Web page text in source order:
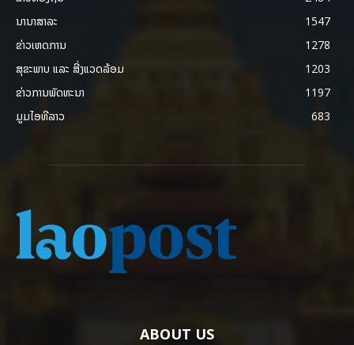
ນານາສາລະ
1547
ຂ່າວເຫດການ
1278
ສຸຂະພາບ ແລະ ສີ່ງແວດລ້ອມ
1203
ຂ່າວການພັດທະນາ
1197
ມູມໄອທີລາວ
683
ABOUT US